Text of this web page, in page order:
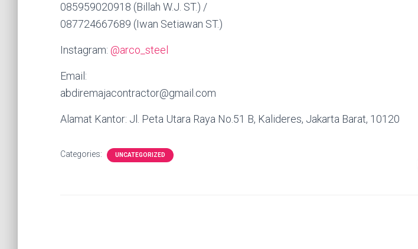
085959020918 (Billah W.J. ST.) /
087724667689 (Iwan Setiawan ST.)
Instagram: @arco_steel
Email:
abdiremajacontractor@gmail.com
Alamat Kantor: Jl. Peta Utara Raya No.51 B, Kalideres, Jakarta Barat, 10120
Categories: UNCATEGORIZED